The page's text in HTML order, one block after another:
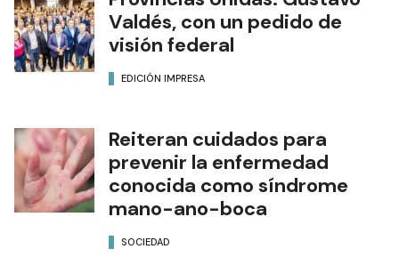
Valdés, con un pedido de
visión federal
EDICIÓN IMPRESA
Reiteran cuidados para
prevenir la enfermedad
conocida como síndrome
mano-ano-boca
SOCIEDAD